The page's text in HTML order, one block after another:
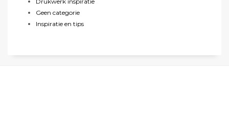
Geen categorie
Inspiratie en tips